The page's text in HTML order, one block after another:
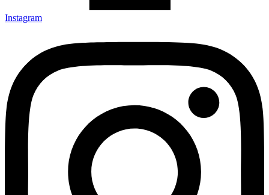
Instagram